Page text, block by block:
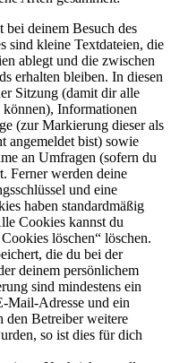
deinem Besuch des
sind kleine Textdateien, die
ablegt und die zwischen
erhalten bleiben. In diesen
Sitzung (damit dir alle
Informationen
(zur Markierung dieser als
angemeldet bist) sowie
an Umfragen (sofern du
Ferner werden deine
und eine
haben standardmäßig
Cookies kannst du
löschen“ löschen.
die du bei der
deinem persönlichem
sind mindestens ein
Mail-Adresse und ein
den Betreiber weitere
so ist dies für dich